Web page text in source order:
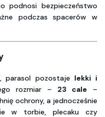
podnosi bezpieczeństwo
podczas spacerów w
parasol pozostaje lekki i
rozmiar – 23 cale –
ochrony, a jednocześnie
w torbie, plecaku czy